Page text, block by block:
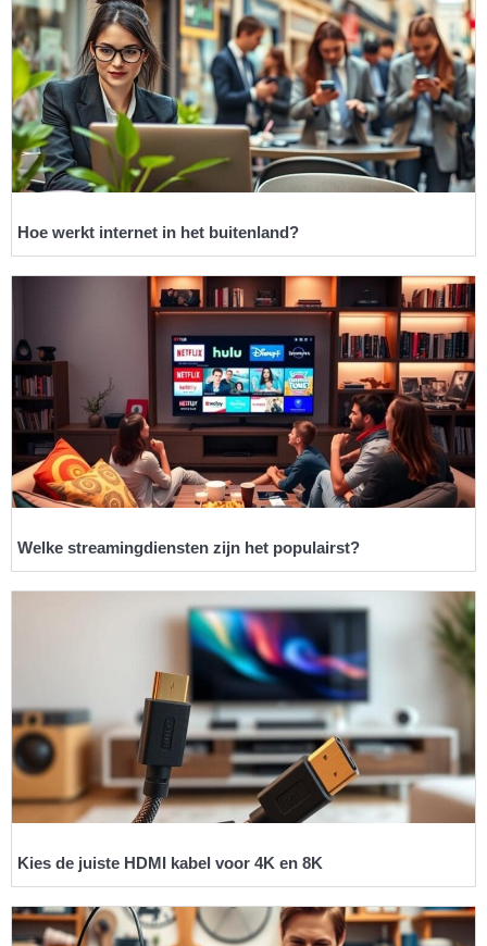
Hoe werkt internet in het buitenland?
Welke streamingdiensten zijn het populairst?
Kies de juiste HDMI kabel voor 4K en 8K